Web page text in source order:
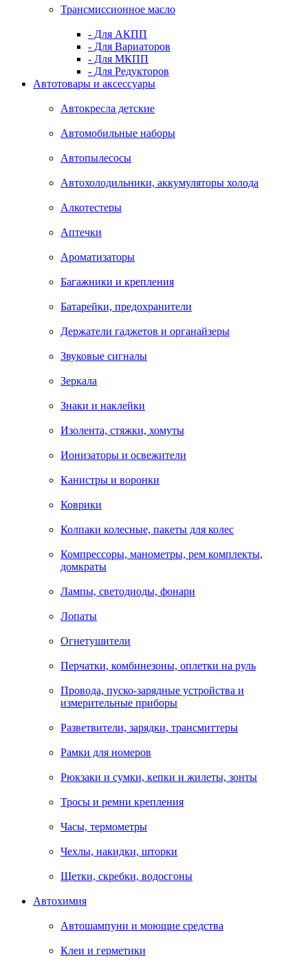
Трансмиссионное масло
- Для АКПП
- Для Вариаторов
- Для МКПП
- Для Редукторов
Автотовары и аксессуары
Автокресла детские
Автомобильные наборы
Автопылесосы
Автохолодильники, аккумуляторы холода
Алкотестеры
Аптечки
Ароматизаторы
Багажники и крепления
Батарейки, предохранители
Держатели гаджетов и органайзеры
Звуковые сигналы
Зеркала
Знаки и наклейки
Изолента, стяжки, хомуты
Ионизаторы и освежители
Канистры и воронки
Коврики
Колпаки колесные, пакеты для колес
Компрессоры, манометры, рем комплекты,
домкраты
Лампы, светодиоды, фонари
Лопаты
Огнетушители
Перчатки, комбинезоны, оплетки на руль
Провода, пуско-зарядные устройства и
измерительные приборы
Разветвители, зарядки, трансмиттеры
Рамки для номеров
Рюкзаки и сумки, кепки и жилеты, зонты
Тросы и ремни крепления
Часы, термометры
Чехлы, накидки, шторки
Щетки, скребки, водосгоны
Автохимия
Автошампуни и моющие средства
Клеи и герметики